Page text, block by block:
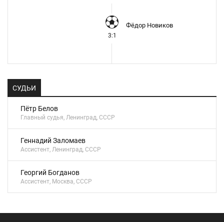
3:1
Фёдор Новиков
СУДЬИ
Пётр Белов
Главный судья, Ленинград, СССР
Геннадий Заломаев
Ассистент, Ленинград, СССР
Георгий Богданов
Ассистент, Москва, СССР